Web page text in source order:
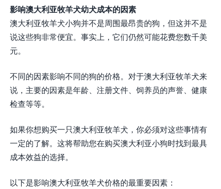
影响澳大利亚牧羊犬幼犬成本的因素
澳大利亚牧羊犬小狗并不是周围最昂贵的狗，但这并不是
说这些狗非常便宜。事实上，它们仍然可能花费您数千美
元。
不同的因素影响不同的狗的价格。对于澳大利亚牧羊犬来
说，主要的因素是年龄、注册文件、饲养员的声誉、健康
检查等等。
如果你想购买一只澳大利亚牧羊犬，你必须对这些事情有
一定的了解。这将帮助您在购买澳大利亚小狗时找到最具
成本效益的选择。
以下是影响澳大利亚牧羊犬价格的最重要因素：